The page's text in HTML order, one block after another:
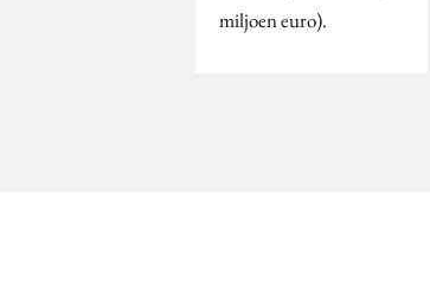
miljoen euro).